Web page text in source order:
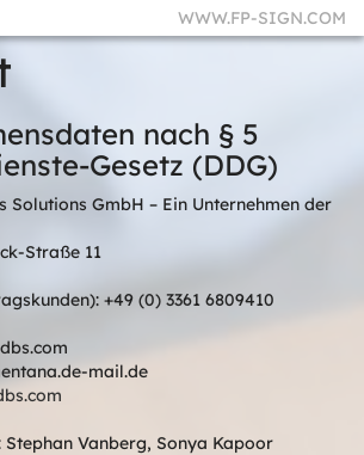
WWW.FP-SIGN.COM
nach § 5
Gesetz (DDG)
Solutions GmbH – Ein Unternehmen der
Straße 11
+49 (0) 3361 6809410
mail.de
Vanberg, Sonya Kapoor